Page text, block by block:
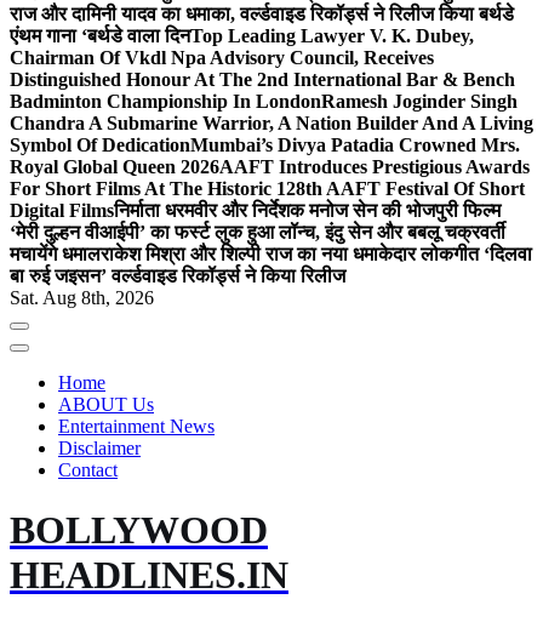
राज और दामिनी यादव का धमाका, वर्ल्डवाइड रिकॉर्ड्स ने रिलीज किया बर्थडे
एंथम गाना ‘बर्थडे वाला दिनTop Leading Lawyer V. K. Dubey,
Chairman Of Vkdl Npa Advisory Council, Receives
Distinguished Honour At The 2nd International Bar & Bench
Badminton Championship In LondonRamesh Joginder Singh
Chandra A Submarine Warrior, A Nation Builder And A Living
Symbol Of DedicationMumbai’s Divya Patadia Crowned Mrs.
Royal Global Queen 2026AAFT Introduces Prestigious Awards
For Short Films At The Historic 128th AAFT Festival Of Short
Digital Filmsनिर्माता धरमवीर और निर्देशक मनोज सेन की भोजपुरी फिल्म
‘मेरी दुल्हन वीआईपी’ का फर्स्ट लुक हुआ लॉन्च, इंदु सेन और बबलू चक्रवर्ती
मचायेंगे धमालराकेश मिश्रा और शिल्पी राज का नया धमाकेदार लोकगीत ‘दिलवा
बा रुई जइसन’ वर्ल्डवाइड रिकॉर्ड्स ने किया रिलीज
Sat. Aug 8th, 2026
Home
ABOUT Us
Entertainment News
Disclaimer
Contact
BOLLYWOOD
HEADLINES.IN